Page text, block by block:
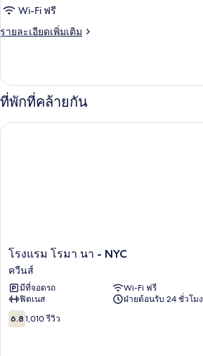
Wi-Fi ฟรี
รายละเอียดเพิ่มเติม
ราย
เกี่ยว
กับ
ห้อง
สแตนดาร์ด
ที่พักที่คล้ายกัน
โรงแรม
โรมา
นา
-
NYC
ควีน
ส์
โรงแรม โรมา นา - NYC
ควีนส์
มีที่จอดรถ
Wi-Fi ฟรี
ฟิตเนส
ฝ่ายต้อนรับ 24 ชั่วโมง
6.8
จาก
6.8 1,010 รีวิว
โรงแรม โรมา นา - NYC